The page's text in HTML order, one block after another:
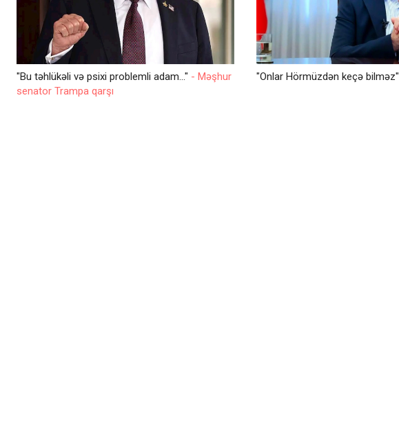
"Bu təhlükəli və psixi problemli adam..." - Məşhur
senator Trampa qarşı
"Onlar Hörmüzdən keçə bilməz"